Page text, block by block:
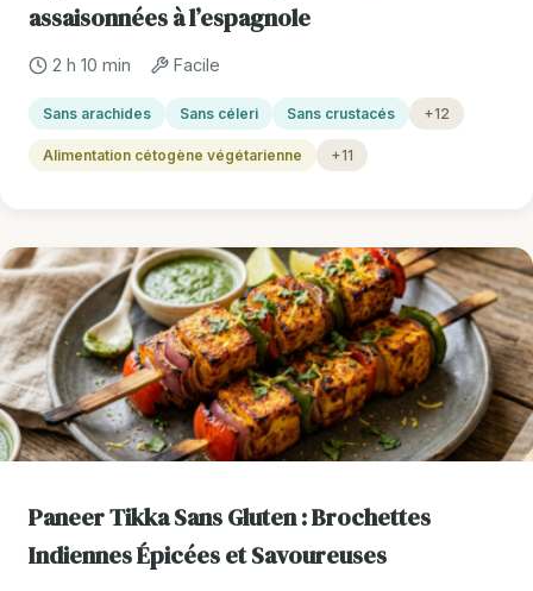
assaisonnées à l’espagnole
2 h 10 min Facile
Sans arachides Sans céleri Sans crustacés +12
Alimentation cétogène végétarienne +11
Paneer Tikka Sans Gluten : Brochettes
Indiennes Épicées et Savoureuses